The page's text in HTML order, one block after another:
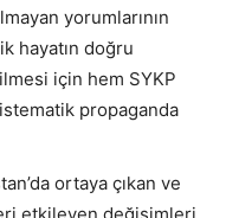
yorumlarının
hayatın doğru
için hem SYKP
propaganda
ortaya çıkan ve